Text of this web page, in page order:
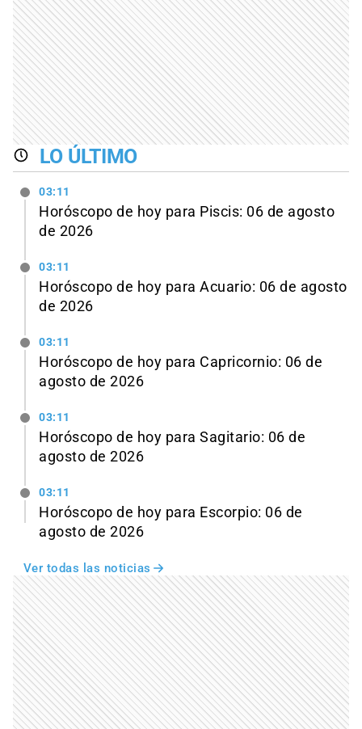
LO ÚLTIMO
03:11
Horóscopo de hoy para Piscis: 06 de agosto
de 2026
03:11
Horóscopo de hoy para Acuario: 06 de agosto
de 2026
03:11
Horóscopo de hoy para Capricornio: 06 de
agosto de 2026
03:11
Horóscopo de hoy para Sagitario: 06 de
agosto de 2026
03:11
Horóscopo de hoy para Escorpio: 06 de
agosto de 2026
Ver todas las noticias